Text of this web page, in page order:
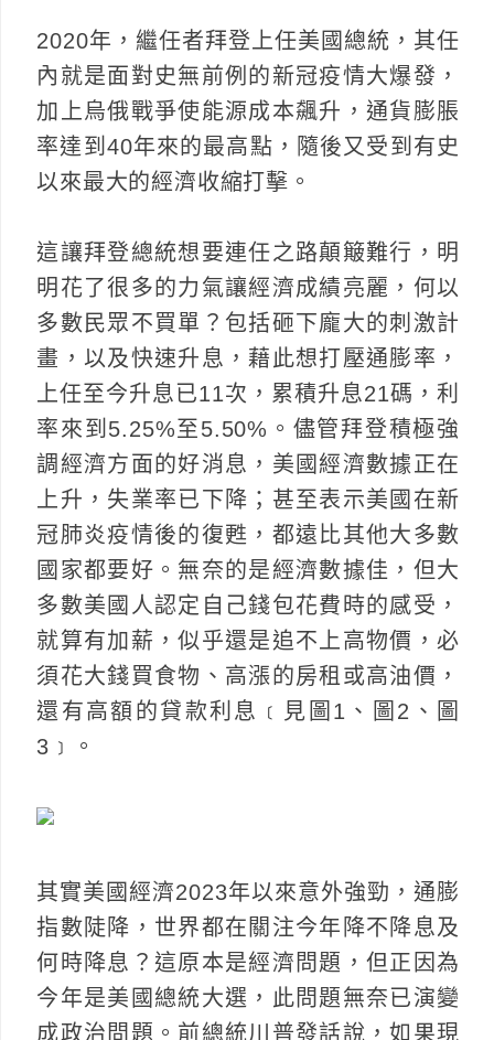
2020年，繼任者拜登上任美國總統，其任
內就是面對史無前例的新冠疫情大爆發，
加上烏俄戰爭使能源成本飆升，通貨膨脹
率達到40年來的最高點，隨後又受到有史
以來最大的經濟收縮打擊。
這讓拜登總統想要連任之路顛簸難行，明
明花了很多的力氣讓經濟成績亮麗，何以
多數民眾不買單？包括砸下龐大的刺激計
畫，以及快速升息，藉此想打壓通膨率，
上任至今升息已11次，累積升息21碼，利
率來到5.25%至5.50%。儘管拜登積極強
調經濟方面的好消息，美國經濟數據正在
上升，失業率已下降；甚至表示美國在新
冠肺炎疫情後的復甦，都遠比其他大多數
國家都要好。無奈的是經濟數據佳，但大
多數美國人認定自己錢包花費時的感受，
就算有加薪，似乎還是追不上高物價，必
須花大錢買食物、高漲的房租或高油價，
還有高額的貸款利息﹝見圖1、圖2、圖
3﹞。
其實美國經濟2023年以來意外強勁，通膨
指數陡降，世界都在關注今年降不降息及
何時降息？這原本是經濟問題，但正因為
今年是美國總統大選，此問題無奈已演變
成政治問題。前總統川普發話說，如果現